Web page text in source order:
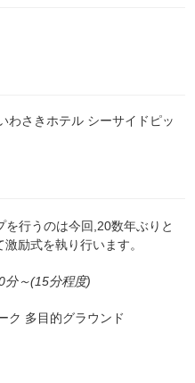
わさきホテル シーサイドピッ
を行うのは今回,20数年ぶりと
励式を執り行います。
分～(15分程度)
ク 多目的グラウンド